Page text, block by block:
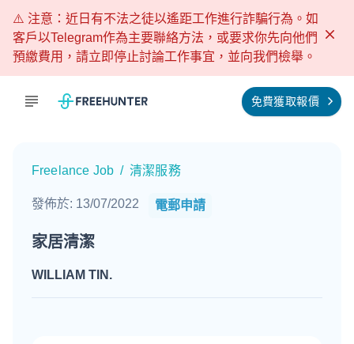
⚠️ 注意：近日有不法之徒以遙距工作進行詐騙行為。如
客戶以Telegram作為主要聯絡方法，或要求你先向他們
預繳費用，請立即停止討論工作事宜，並向我們檢舉。
免費獲取報價
Freelance Job / 清潔服務
發佈於: 13/07/2022 電郵申請
家居清潔
WILLIAM TIN .